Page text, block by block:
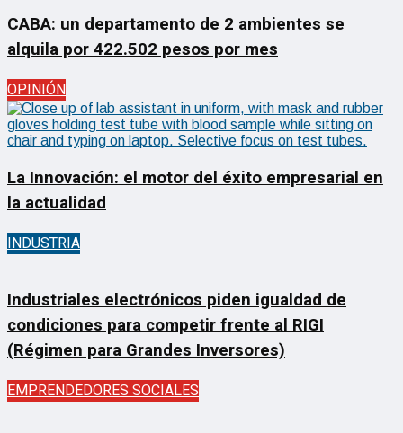
CABA: un departamento de 2 ambientes se
alquila por 422.502 pesos por mes
OPINIÓN
La Innovación: el motor del éxito empresarial en
la actualidad
INDUSTRIA
Industriales electrónicos piden igualdad de
condiciones para competir frente al RIGI
(Régimen para Grandes Inversores)
EMPRENDEDORES SOCIALES